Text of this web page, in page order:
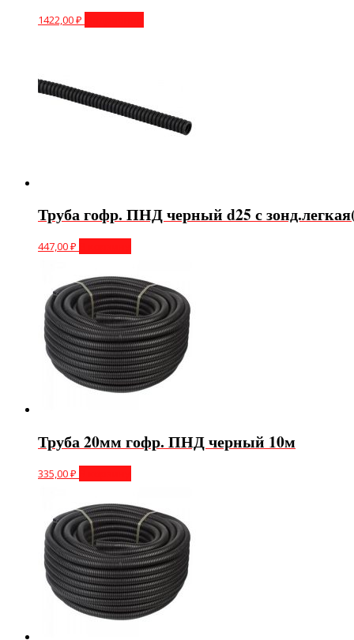
1422,00₽
Труба гофр. ПНД черный d25 с
447,00₽
Труба 20мм гофр. ПНД черный 10м
335,00₽